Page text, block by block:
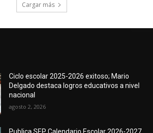
Cargar más
Ciclo escolar 2025-2026 exitoso; Mario
Delgado destaca logros educativos a nivel
nacional
agosto 2, 2026